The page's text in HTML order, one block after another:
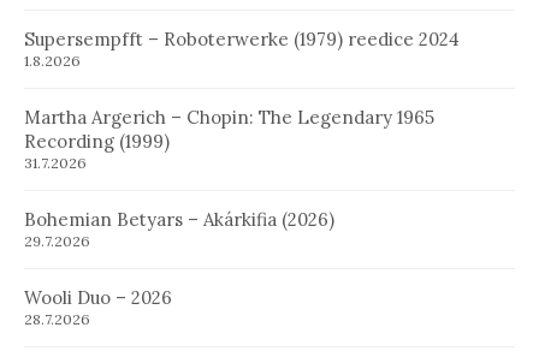
Supersempfft – Roboterwerke (1979) reedice 2024
1.8.2026
Martha Argerich – Chopin: The Legendary 1965
Recording (1999)
31.7.2026
Bohemian Betyars – Akárkifia (2026)
29.7.2026
Wooli Duo – 2026
28.7.2026